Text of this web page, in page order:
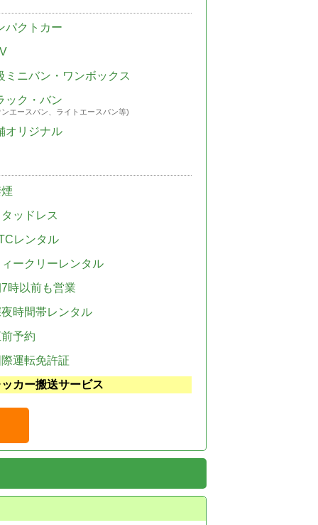
パクトカー
ミニバン・ワンボックス
ック・バン
エースバン、ライトエースバン等)
オリジナル
ッドレス
レンタル
ークリーレンタル
時以前も営業
時間帯レンタル
予約
運転免許証
カー搬送サービス